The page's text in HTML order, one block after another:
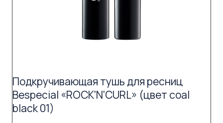
Подкручивающая тушь для ресниц
Bespecial «ROCK'N'CURL» (цвет coal
black 01)